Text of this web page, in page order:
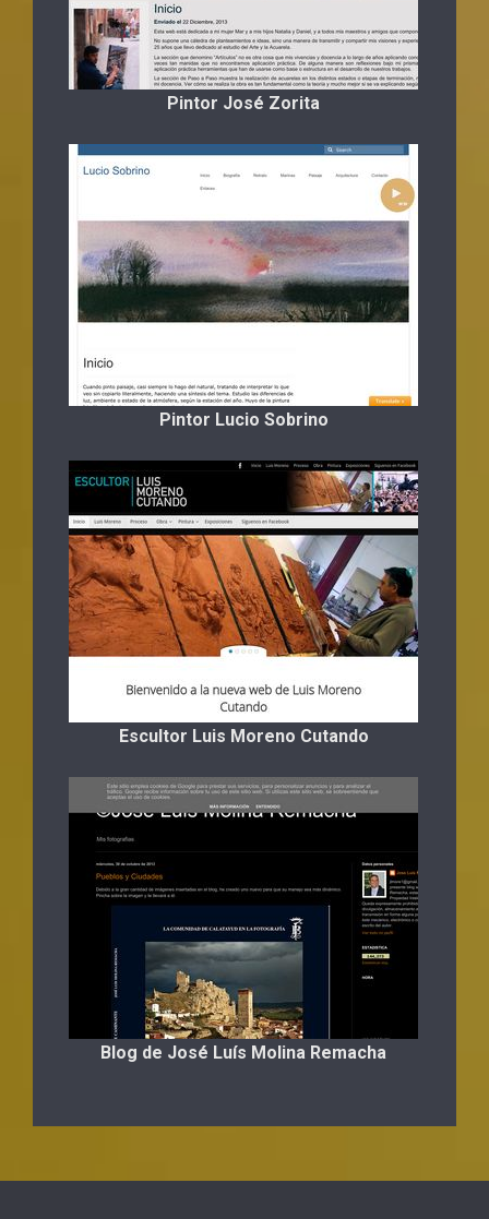
Pintor José Zorita
Pintor Lucio Sobrino
Escultor Luis Moreno Cutando
Blog de José Luís Molina Remacha